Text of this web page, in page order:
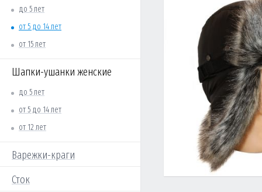
до 5 лет
от 5 до 14 лет
от 15 лет
Шапки-ушанки женские
до 5 лет
от 5 до 14 лет
от 12 лет
Варежки-краги
Сток